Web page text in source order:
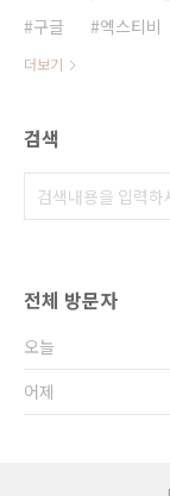
구글
엑스티비
더보기
검색
전체 방문자
오늘
어제